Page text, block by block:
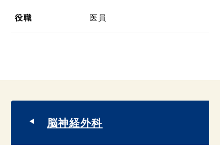
役職 医員
脳神経外科